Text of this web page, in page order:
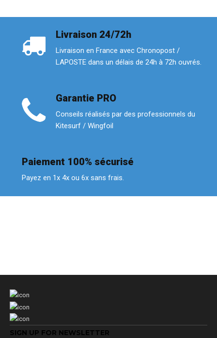
Livraison 24/72h
Livraison en France avec Chronopost /
LAPOSTE dans un délais de 24h à 72h ouvrés.
Garantie PRO
Conseils réalisés par des professionnels du
Kitesurf / Wingfoil
Paiement 100% sécurisé
Payez en 1x 4x ou 6x sans frais.
SIGN UP FOR NEWSLETTER